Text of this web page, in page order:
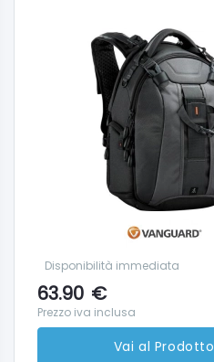
Disponibilità immediata
63.90 €
Prezzo iva inclusa
Vai al Prodotto